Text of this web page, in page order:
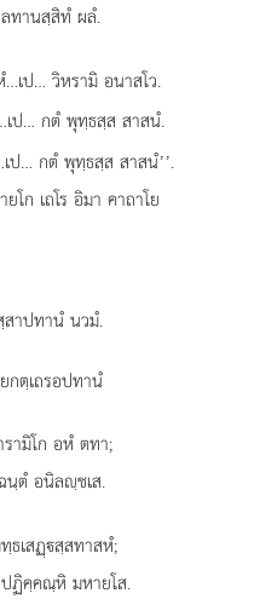
ทานสฺสิทํ ผลํ.
เป… วิหรามิ อนาสโว.
เป… กตํ พุทฺธสฺส สาสนํ.
ป… กตํ พุทฺธสฺส สาสนํ’’.
ก เถโร อิมา คาถาโย
สาปทานํ นวมํ.
กตฺเถรอปทานํ
ามิโก อหํ ตทา;
ตํ อนิลฺชเส.
ธเสฏฺสฺสทาสหํ;
ปฏิคฺคณฺหิ มหายโส.